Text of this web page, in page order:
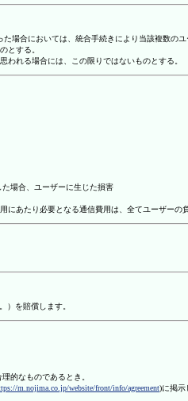
場合においては、統合手続きにより当該複数の
とする。
れる場合には、この限りではないものとする。
場合、ユーザーに生じた損害
にあたり必要となる通信費用は、全てユーザーの
）を賠償します。
的なものであるとき。
m.nojima.co.jp/website/front/info/agreement)に掲示